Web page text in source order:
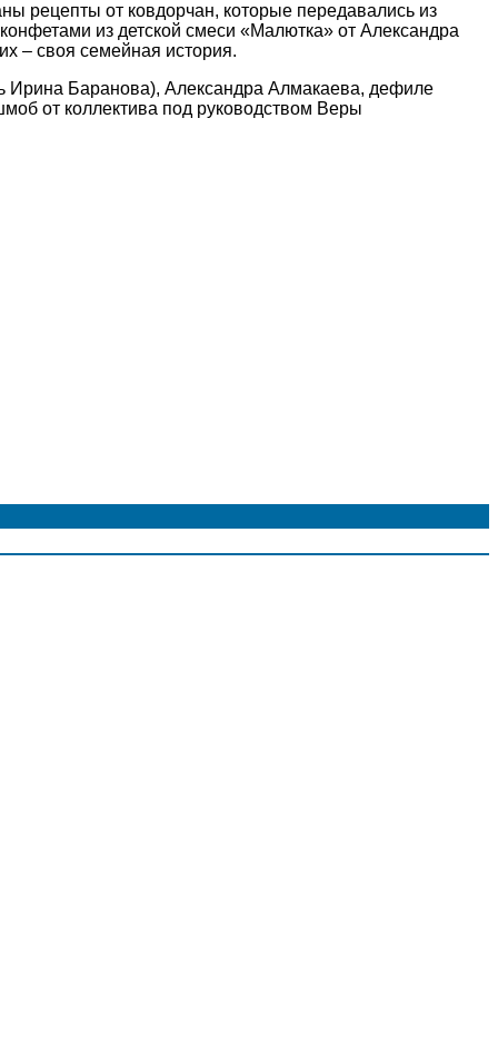
рецепты от ковдорчан, которые передавались из
из детской смеси «Малютка» от Александра
– своя семейная история.
Ирина Баранова), Александра Алмакаева, дефиле
от коллектива под руководством Веры